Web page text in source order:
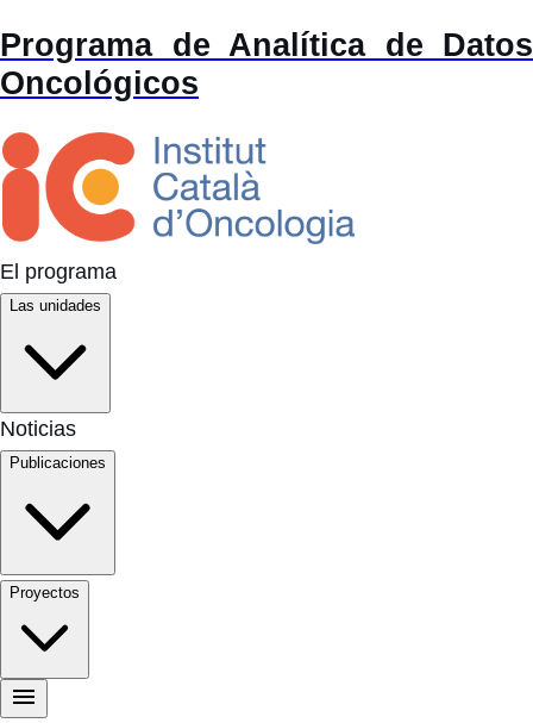
Programa de Analítica de Datos
Oncológicos
El programa
Las unidades
Noticias
Publicaciones
Proyectos